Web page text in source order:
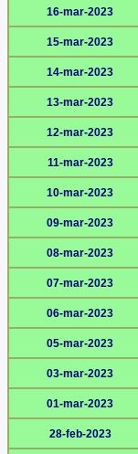
16-mar-2023
15-mar-2023
14-mar-2023
13-mar-2023
12-mar-2023
11-mar-2023
10-mar-2023
09-mar-2023
08-mar-2023
07-mar-2023
06-mar-2023
05-mar-2023
03-mar-2023
01-mar-2023
28-feb-2023